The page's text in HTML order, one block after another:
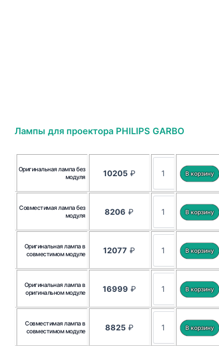
Лампы для проектора PHILIPS GARBO
Оригинальная лампа без
модуля
10205₽
Совместимая лампа без
модуля
8206 ₽
Оригинальная лампа в
совместимом модуле
12077 ₽
Оригинальная лампа в
оригинальном модуле
16999 ₽
Совместимая лампа в
совместимом модуле
8825₽